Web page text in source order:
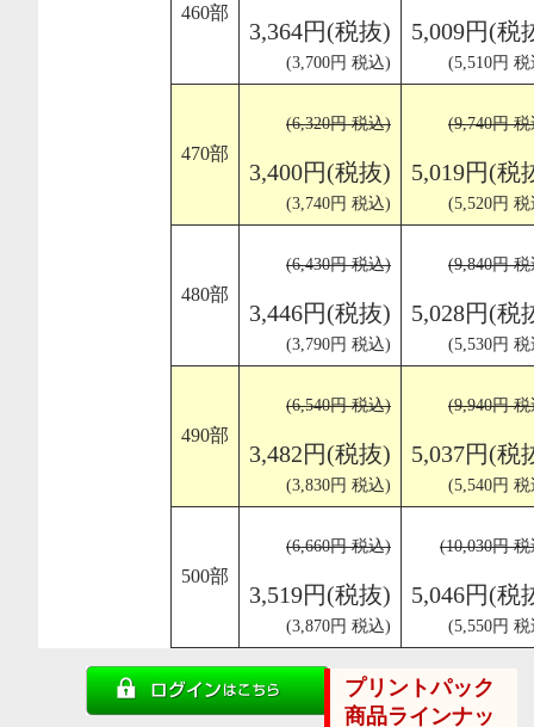
460部
3,364円(税抜)
(3,700円 税込)
5,009円(税
(5,510円
470部
(6,320円 税込)
3,400円(税抜)
(3,740円 税込)
(9,740円
5,019円(税
(5,520円
480部
(6,430円 税込)
3,446円(税抜)
(3,790円 税込)
(9,840円
5,028円(税
(5,530円
490部
(6,540円 税込)
3,482円(税抜)
(3,830円 税込)
(9,940円
5,037円(税
(5,540円
500部
(6,660円 税込)
3,519円(税抜)
(3,870円 税込)
(10,030円
5,046円(税
(5,550円
プリントパック
商品ラインナッ